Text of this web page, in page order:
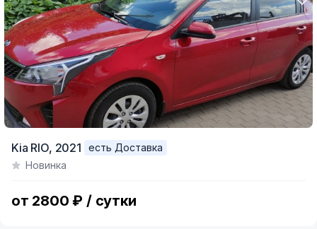
Kia RIO, 2021
есть Доставка
Новинка
от 2800 ₽ / сутки